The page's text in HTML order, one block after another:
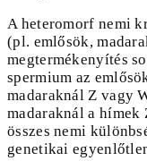
A heteromorf nemi
(pl. emlősök,
megtermékenyítés
spermium az
madaraknál Z vagy
madaraknál a hímek
összes nemi
genetikai